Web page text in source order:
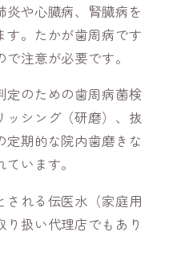
炎や心臓病、腎臓病を
す。たかが歯周病です
注意が必要です。
定のための歯周病菌検
ッシング（研磨）、抜
定期的な院内歯磨きな
います。
される伝医水（家庭用
扱い代理店でもあり